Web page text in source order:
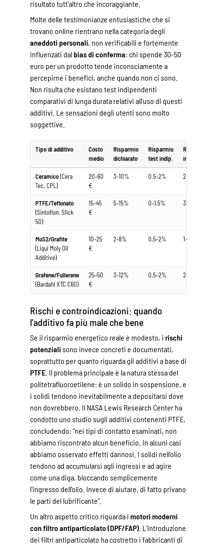
risultato tutt'altro che incoraggiante.
Molte delle testimonianze entusiastiche che si
trovano online rientrano nella categoria degli
aneddoti personali, non verificabili e fortemente
influenzati dalbias di conferma: chi spende 30-50
euro per un prodotto tende inconsciamente a
percepirne i benefici, anche quando non ci sono.
Non risulta che esistano test indipendenti
comparativi di lunga durata relativi all'uso di questi
additivi. Le sensazioni degli utenti sono molto
soggettive.
Tipo di additivo
Costo
medio
Risparmio
dichiarato
Risparmio
test indip.
Rientro
investimento
Ceramico(Cera
Tec, CPL)
20–60
€
3–10% 0,5–2% 2–5 anni
PTFE/Teflonato
(Sintoflon, Slick
50)
15–45
€
5–15% 0–1,5% 3–10+ anni
MoS2/Grafite
(Liqui Moly Oil
Additive)
10–25
€
2–8% 0,5–2% 1–4 anni
Grafene/Fullerene
(Bardahl XTC C60)
25–50
€
3–12% 0,5–2% 2–5 anni
Rischi e controindicazioni: quando
l'additivo fa più male che bene
Se il risparmio energetico reale è modesto, i rischi
potenziali sono invece concreti e documentati,
soprattutto per quanto riguarda gli additivi a base di
PTFE . Il problema principale è la natura stessa del
politetrafluoroetilene: è un solido in sospensione, e
i solidi tendono inevitabilmente a depositarsi dove
non dovrebbero. Il NASA Lewis Research Center ha
condotto uno studio sugli additivi contenenti PTFE,
concludendo: “nei tipi di contatto esaminati, non
abbiamo riscontrato alcun beneficio. In alcuni casi
abbiamo osservato effetti dannosi. I solidi nell'olio
tendono ad accumularsi agli ingressi e ad agire
come una diga, bloccando semplicemente
l'ingresso dell'olio. Invece di aiutare, di fatto privano
le parti del lubrificante”.
Un altro aspetto critico riguarda i motori moderni
con filtro antiparticolato (DPF/FAP) . L'introduzione
dei filtri antiparticolato ha costretto i fabbricanti di